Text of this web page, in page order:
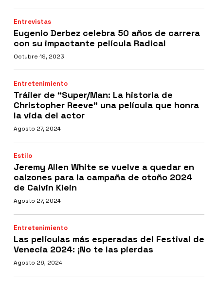
Entrevistas
Eugenio Derbez celebra 50 años de carrera
con su impactante película Radical
Octubre 19, 2023
Entretenimiento
Tráiler de “Super/Man: La historia de
Christopher Reeve” una película que honra
la vida del actor
Agosto 27, 2024
Estilo
Jeremy Allen White se vuelve a quedar en
calzones para la campaña de otoño 2024
de Calvin Klein
Agosto 27, 2024
Entretenimiento
Las películas más esperadas del Festival de
Venecia 2024: ¡No te las pierdas
Agosto 26, 2024